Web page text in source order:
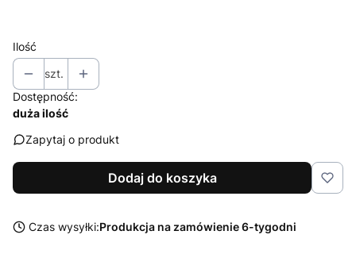
Ilość
szt.
Dostępność:
duża ilość
Zapytaj o produkt
Dodaj do koszyka
Czas wysyłki:Produkcja na zamówienie 6-tygodni